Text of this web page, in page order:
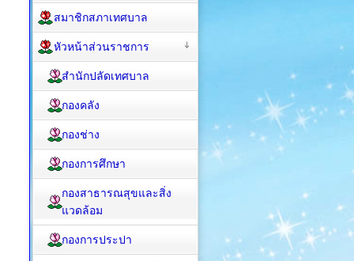
สมาชิกสภาเทศบาล
หัวหน้าส่วนราชการ
สำนักปลัดเทศบาล
กองคลัง
กองช่าง
กองการศึกษา
กองสาธารณสุขและสิ่ง
แวดล้อม
กองการประปา